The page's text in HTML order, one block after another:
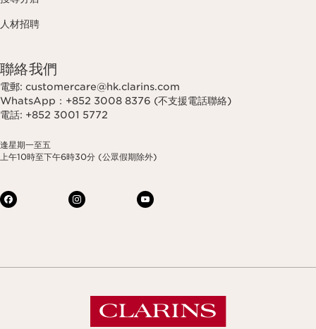
人材招聘
聯絡我們
電郵: customercare@hk.clarins.com
WhatsApp：+852 3008 8376 (不支援電話聯絡)
電話: +852 3001 5772
逢星期一至五
上午10時至下午6時30分 (公眾假期除外)